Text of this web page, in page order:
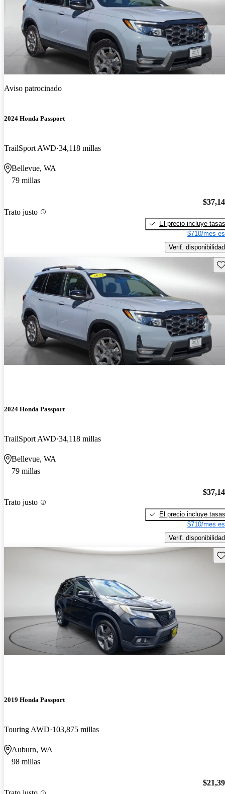
Aviso patrocinado
2024 Honda Passport
TrailSport AWD 34,118 millas
Bellevue, WA
79 millas
Trato justo
El precio incluye tasas
$710/mes
Verif. disponibilidad
2024 Honda Passport
TrailSport AWD 34,118 millas
Bellevue, WA
79 millas
Trato justo
El precio incluye tasas
$710/mes
Verif. disponibilidad
2019 Honda Passport
Touring AWD 103,875 millas
Auburn, WA
98 millas